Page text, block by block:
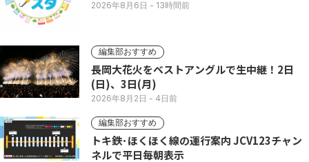
2026年8月6日 - 13時間前
編集部おすすめ
長岡大花火をベストアングルで生中継！2日
(日)、3日(月)
2026年8月2日 - 4日前
編集部おすすめ
トキ鉄･ほくほく線の運行案内 JCV123チャン
ネルで平日毎朝表示